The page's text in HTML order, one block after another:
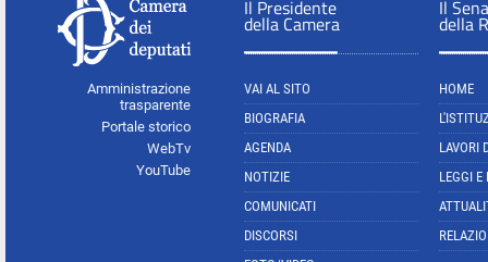
Amministrazione
trasparente
Portale storico
WebTv
YouTube
Il Presidente
della Camera
VAI AL SITO
BIOGRAFIA
AGENDA
NOTIZIE
COMUNICATI
DISCORSI
Il
della
HOME
LAVORI
LEGGI E